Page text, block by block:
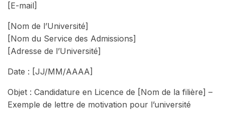
[E-mail]
[Nom de l’Université]
[Nom du Service des Admissions]
[Adresse de l’Université]
Date : [JJ/MM/AAAA]
Objet : Candidature en Licence de [Nom de la filière] –
Exemple de lettre de motivation pour l’université